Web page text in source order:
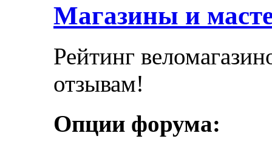
Магазины и
Рейтинг
отзывам!
Опции форума: